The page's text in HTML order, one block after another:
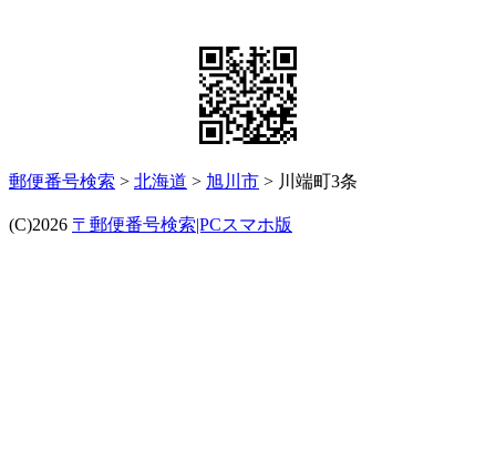
郵便番号検索 > 北海道 > 旭川市 > 川端町3条
(C)2026 〒郵便番号検索|PCスマホ版